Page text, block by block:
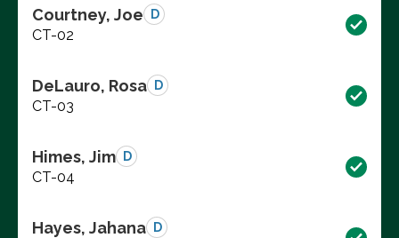
Courtney, Joe D
CT-02
DeLauro, Rosa D
CT-03
Himes, Jim D
CT-04
Hayes, Jahana D